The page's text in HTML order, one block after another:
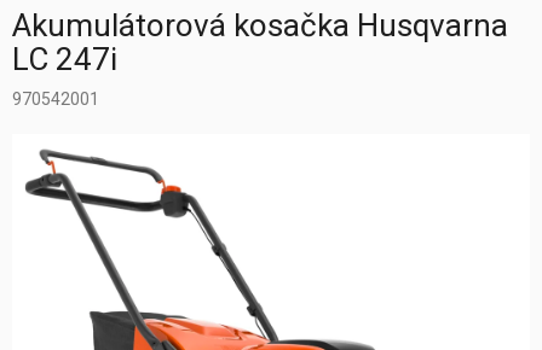
Akumulátorová kosačka Husqvarna
LC 247i
970542001